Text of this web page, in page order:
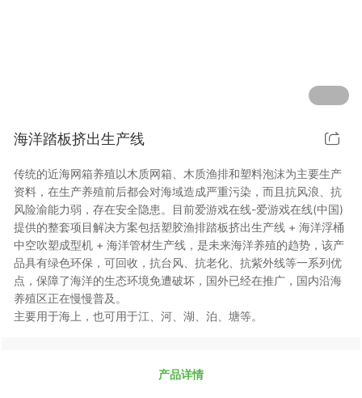
海洋踏板挤出生产线
传统的近海网箱养殖以木质网箱、木质渔排和塑料泡沫为主要生产
资料，在生产养殖前后都会对海域造成严重污染，而且抗风浪、抗
风险渝能力弱，存在安全隐患。目前爱游戏在线-爱游戏在线(中国)
提供的整套项目解决方案包括塑胶渔排踏板挤出生产线 + 海洋浮桶
中空吹塑成型机 + 海洋管材生产线，是未来海洋养殖的趋势，该产
品具有绿色环保，可回收，抗台风、抗老化、抗紫外线等一系列优
点，保障了海洋的生态环境免遭破坏，国外已经在推广，国内沿海
养殖区正在慢慢普及。
主要用于海上，也可用于江、河、湖、泊、塘等。
产品详情